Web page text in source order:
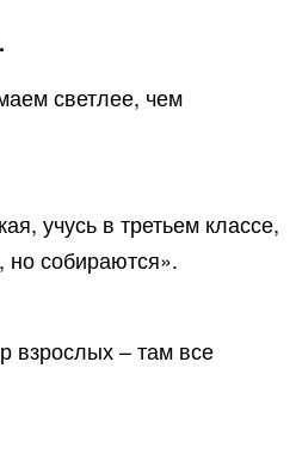
светлее, чем
учусь в третьем классе,
но собираются».
взрослых – там все